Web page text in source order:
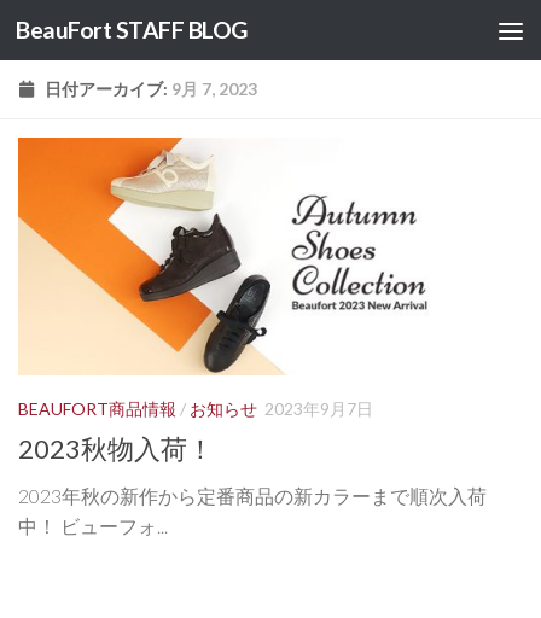
コンテンツへスキップ
BeauFort STAFF BLOG
日付アーカイブ: 9月 7, 2023
BEAUFORT商品情報 / お知らせ 2023年9月7日
2023秋物入荷！
2023年秋の新作から定番商品の新カラーまで順次入荷
中！ ビューフォ...